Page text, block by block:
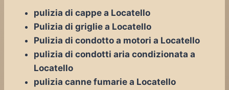
pulizia di cappe a Locatello
Pulizia di griglie a Locatello
Pulizia di condotto a motori a Locatello
pulizia di condotti aria condizionata a
Locatello
pulizia canne fumarie a Locatello